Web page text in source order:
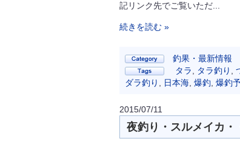
記リンク先でご覧いただ...
続きを読む »
釣果・最新情報
タラ
タラ釣り
ダラ釣り
日本海 爆釣 爆釣
2015/07/11
夜釣り・スルメイカ・